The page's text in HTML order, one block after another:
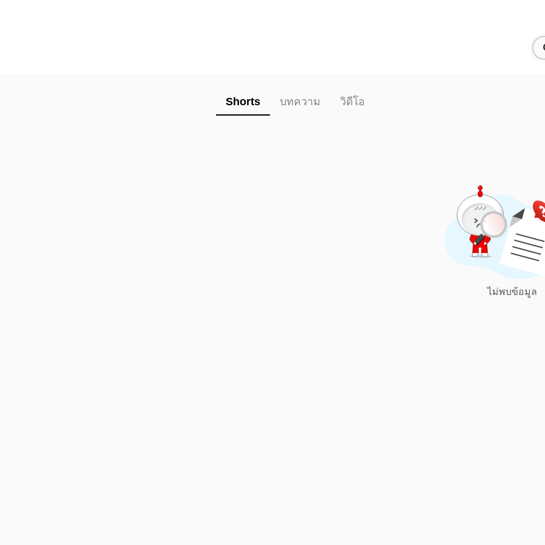
Shorts บทความ วิดีโอ
ไม่พบข้อมูล